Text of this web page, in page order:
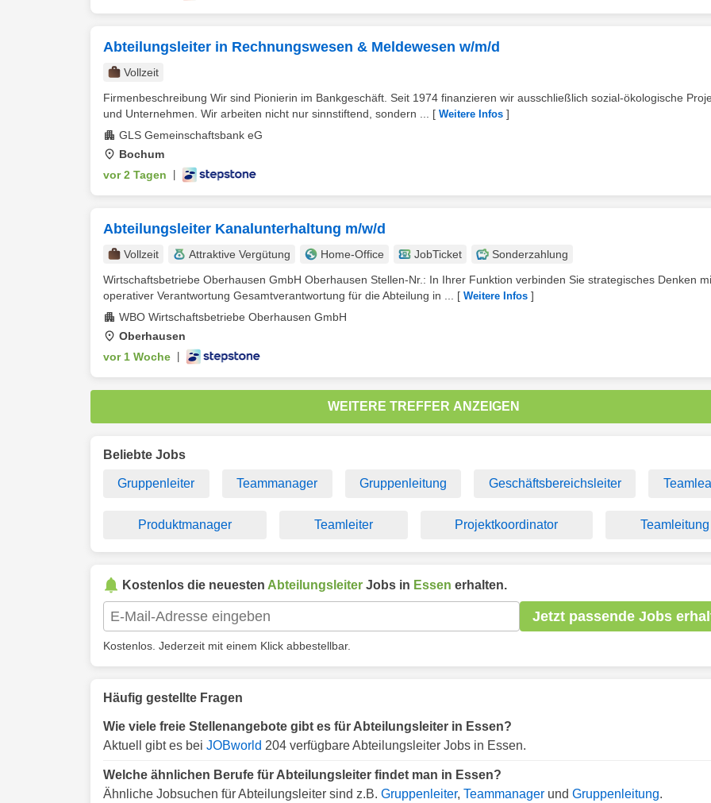
Abteilungsleiter in Rechnungswesen & Meldewesen w/m/d
Vollzeit
Firmenbeschreibung Wir sind Pionierin im Bankgeschäft. Seit 1974 finanzieren wir ausschließlich sozial-ökologische
und Unternehmen. Wir arbeiten nicht nur sinnstiftend, sondern ...
[ Weitere Infos ]
GLS Gemeinschaftsbank eG
Bochum
vor 2 Tagen
Abteilungsleiter Kanalunterhaltung m/w/d
Vollzeit Attraktive Vergütung Home-Office JobTicket
Sonderzahlung
Wirtschaftsbetriebe Oberhausen GmbH Oberhausen Stellen-Nr.: In Ihrer Funktion verbinden Sie strategisches Denken
operativer Verantwortung Gesamtverantwortung für die Abteilung in ...
[ Weitere Infos ]
WBO Wirtschaftsbetriebe Oberhausen GmbH
Oberhausen
vor 1 Woche
WEITERE TREFFER ANZEIGEN
Beliebte Jobs
Gruppenleiter Teammanager Gruppenleitung Geschäftsbereichsleiter
Produktmanager Teamleiter Projektkoordinator Teamleitung
Kostenlos die neuesten Abteilungsleiter Jobs in Essen erhalten.
Jetzt passende Jobs
Kostenlos. Jederzeit mit einem Klick abbestellbar.
Häufig gestellte Fragen
Wie viele freie Stellenangebote gibt es für Abteilungsleiter in Essen?
Aktuell gibt es bei JOBworld 204 verfügbare Abteilungsleiter Jobs in Essen.
Welche ähnlichen Berufe für Abteilungsleiter findet man in Essen?
Ähnliche Jobsuchen für Abteilungsleiter sind z.B. Gruppenleiter, Teammanager und Gruppenleitung.